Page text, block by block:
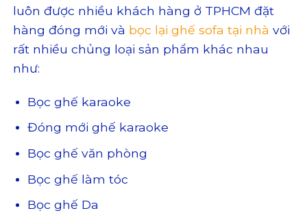
luôn được nhiều khách hàng ở TPHCM đặt
hàng đóng mới và bọc lại ghế sofa tại nhà với
rất nhiều chủng loại sản phẩm khác nhau
như:
Bọc ghế karaoke
Đóng mới ghế karaoke
Bọc ghế văn phòng
Bọc ghế làm tóc
Bọc ghế Da